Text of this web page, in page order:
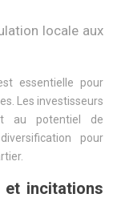
locale aux
essentielle pour
Les investisseurs
au potentiel de
pour
et incitations